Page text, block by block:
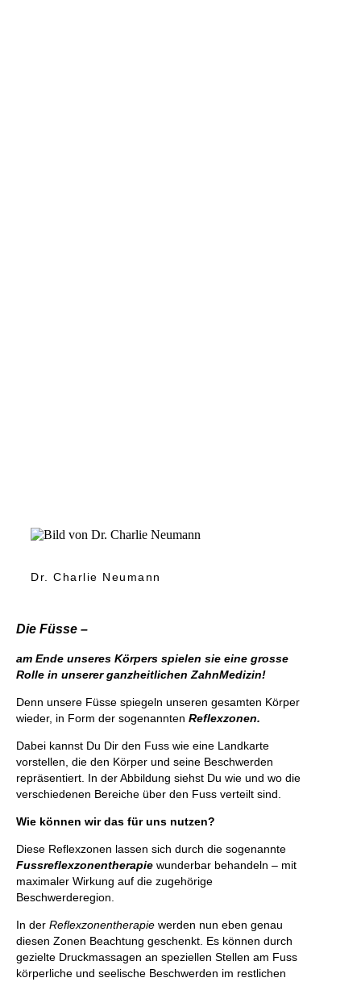
Dr. Charlie Neumann
Die Füsse –
am Ende unseres Körpers spielen sie eine grosse
Rolle in unserer ganzheitlichen ZahnMedizin!
Denn unsere Füsse spiegeln unseren gesamten Körper
wieder, in Form der sogenanntenReflexzonen.
Dabei kannst Du Dir den Fuss wie eine Landkarte
vorstellen, die den Körper und seine Beschwerden
repräsentiert. In der Abbildung siehst Du wie und wo die
verschiedenen Bereiche über den Fuss verteilt sind.
Wie können wir das für uns nutzen?
Diese Reflexzonen lassen sich durch die sogenannte
Fussreflexzonentherapiewunderbar behandeln – mit
maximaler Wirkung auf die zugehörige
Beschwerderegion.
In derReflexzonentherapie werden nun eben genau
diesen Zonen Beachtung geschenkt. Es können durch
gezielte Druckmassagen an speziellen Stellen am Fuss
körperliche und seelische Beschwerden im restlichen